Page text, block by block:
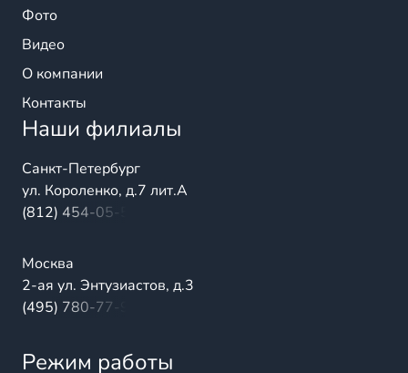
Фото
Видео
О компании
Контакты
Наши филиалы
Санкт-Петербург
ул. Короленко, д.7 лит.А
(812) 454-05-54
Москва
2-ая ул. Энтузиастов, д.3
(495) 780-77-98
Режим работы